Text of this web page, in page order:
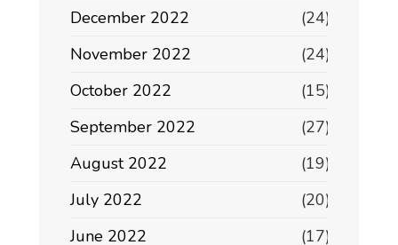
December 2022
(24)
November 2022
(24)
October 2022
(15)
September 2022
(27)
August 2022
(19)
July 2022
(20)
June 2022
(17)